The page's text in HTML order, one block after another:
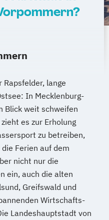
Rapsfelder, lange
In Mecklenburg-
Blick weit schweifen
es zur Erholung
zu betreiben,
Ferien auf dem
nicht nur die
ein, auch die alten
Greifswald und
Wirtschafts-
Landeshauptstadt von